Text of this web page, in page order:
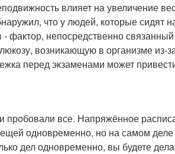
влияет на увеличение
что у людей, которые сидят
фактор, непосредственно
возникающую в организме из-
перед экзаменами может
все. Напряжённое
одновременно, но на самом
дел одновременно, вы будете